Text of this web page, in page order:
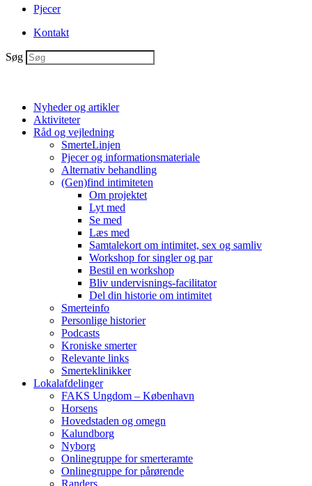
Pjecer
Kontakt
Søg
Nyheder og artikler
Aktiviteter
Råd og vejledning
SmerteLinjen
Pjecer og informationsmateriale
Alternativ behandling
(Gen)find intimiteten
Om projektet
Lyt med
Se med
Læs med
Samtalekort om intimitet, sex og samliv
Workshop for singler og par
Bestil en workshop
Bliv undervisnings-facilitator
Del din historie om intimitet
Smerteinfo
Personlige historier
Podcasts
Kroniske smerter
Relevante links
Smerteklinikker
Lokalafdelinger
FAKS Ungdom – København
Horsens
Hovedstaden og omegn
Kalundborg
Nyborg
Onlinegruppe for smerteramte
Onlinegruppe for pårørende
Randers